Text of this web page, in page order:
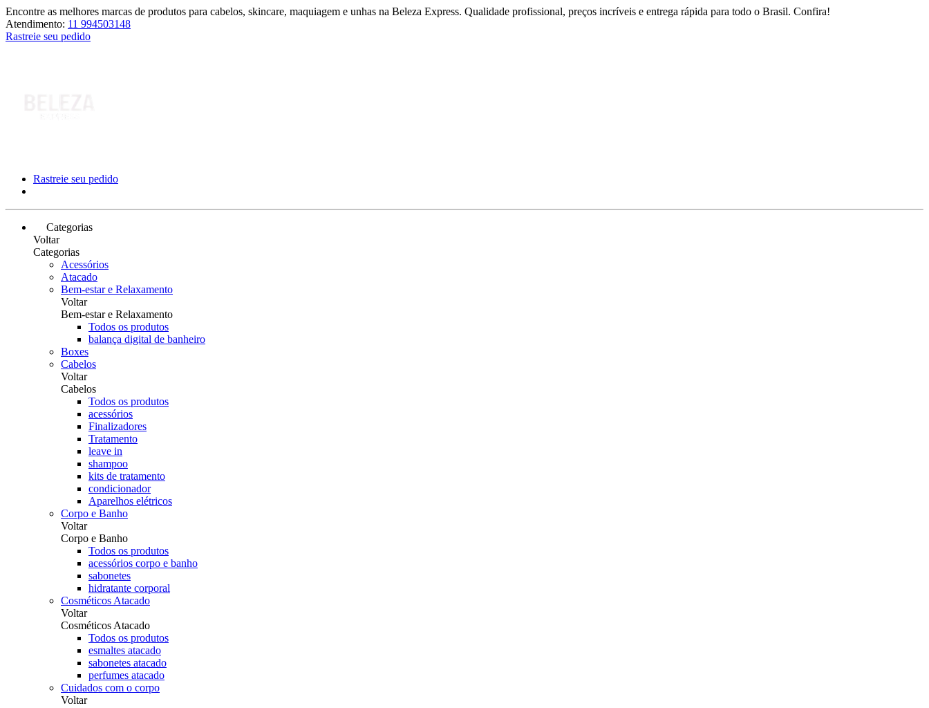
Encontre as melhores marcas de produtos para cabelos, skincare, maquiagem e unhas na Beleza Express. Qualidade profissional, preços incríveis e entrega rápida para todo o Brasil. Confira!
Atendimento: 11 994503148
Rastreie seu pedido
Rastreie seu pedido
Categorias
Voltar
Categorias
Acessórios
Atacado
Bem-estar e Relaxamento
Voltar
Bem-estar e Relaxamento
Todos os produtos
balança digital de banheiro
Boxes
Cabelos
Voltar
Cabelos
Todos os produtos
acessórios
Finalizadores
Tratamento
leave in
shampoo
kits de tratamento
condicionador
Aparelhos elétricos
Corpo e Banho
Voltar
Corpo e Banho
Todos os produtos
acessórios corpo e banho
sabonetes
hidratante corporal
Cosméticos Atacado
Voltar
Cosméticos Atacado
Todos os produtos
esmaltes atacado
sabonetes atacado
perfumes atacado
Cuidados com o corpo
Voltar